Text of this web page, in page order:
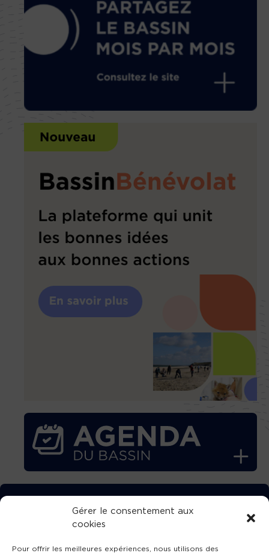
Gérer le consentement aux
cookies
Pour offrir les meilleures expériences, nous utilisons des
TÉLÉCHARGEZ GRATUITEMENT
L’APPLICATION TVBA !